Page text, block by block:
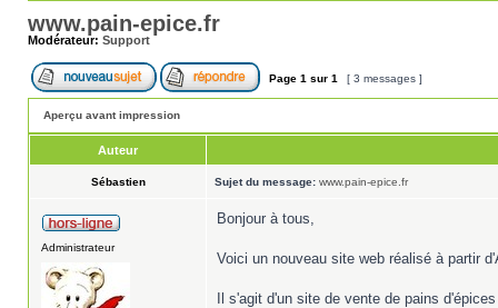
www.pain-epice.fr
Modérateur: Support
Page 1 sur 1 [ 3 messages ]
Aperçu avant impression
Auteur
Sébastien Sujet du message: www.pain-epice.fr
Administrateur
Bonjour à tous,
Voici un nouveau site web réalisé à partir
Il s'agit d'un site de vente de pains